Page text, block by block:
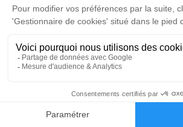
Faire-part
jeudi 23 novembre 2023 à
Crématorium de la Métropole
Vallon de Roguez Colomars